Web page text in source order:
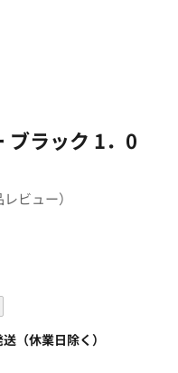
ブラック 1．0
ビュー）
（休業日除く）